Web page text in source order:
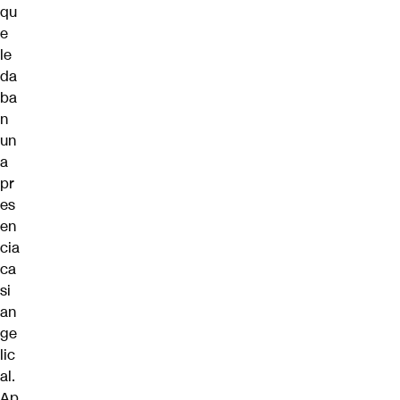
qu
e
le
da
ba
n
un
a
pr
es
en
cia
ca
si
an
ge
lic
al.